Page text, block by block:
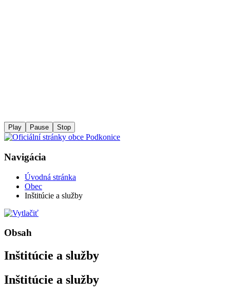
Play Pause Stop
Navigácia
Úvodná stránka
Obec
Inštitúcie a služby
Obsah
Inštitúcie a služby
Inštitúcie a služby